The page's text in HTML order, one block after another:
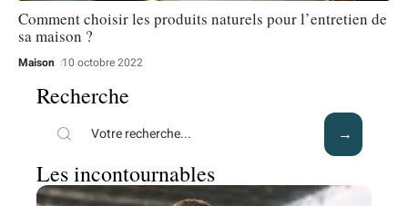
Comment choisir les produits naturels pour l’entretien de
sa maison ?
Maison 10 octobre 2022
Recherche
Les incontournables